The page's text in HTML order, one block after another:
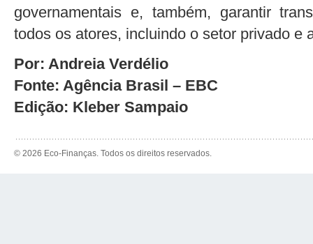
governamentais e, também, garantir
todos os atores, incluindo o setor privado e
Por: Andreia Verdélio
Fonte: Agência Brasil – EBC
Edição: Kleber Sampaio
© 2026 Eco-Finanças. Todos os direitos reservados.